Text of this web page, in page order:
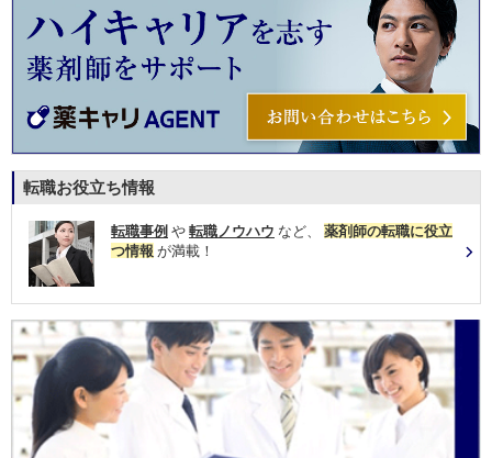
転職お役立ち情報
転職事例 や 転職ノウハウ など、 薬剤師の転職に役立
つ情報 が満載！